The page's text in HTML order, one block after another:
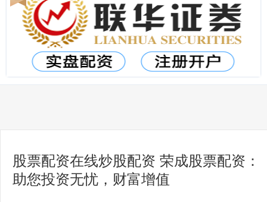
股票配资在线炒股配资 荣成股票配资：
助您投资无忧，财富增值